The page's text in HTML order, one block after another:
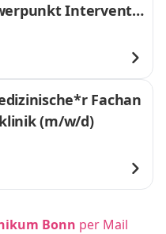
Interventio
Fachan
(m/w/d)
Bonn per Mail